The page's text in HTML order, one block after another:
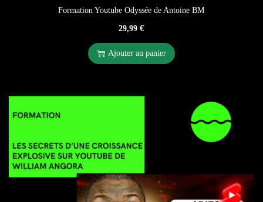
Formation Youtube Odyssée de Antoine BM
29,99€
Ajouter au panier